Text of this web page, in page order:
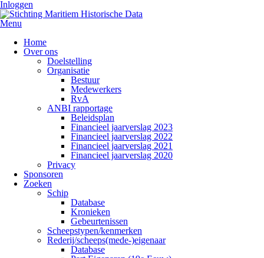
Inloggen
Menu
Home
Over ons
Doelstelling
Organisatie
Bestuur
Medewerkers
RvA
ANBI rapportage
Beleidsplan
Financieel jaarverslag 2023
Financieel jaarverslag 2022
Financieel jaarverslag 2021
Financieel jaarverslag 2020
Privacy
Sponsoren
Zoeken
Schip
Database
Kronieken
Gebeurtenissen
Scheepstypen/kenmerken
Rederij/scheeps(mede-)eigenaar
Database